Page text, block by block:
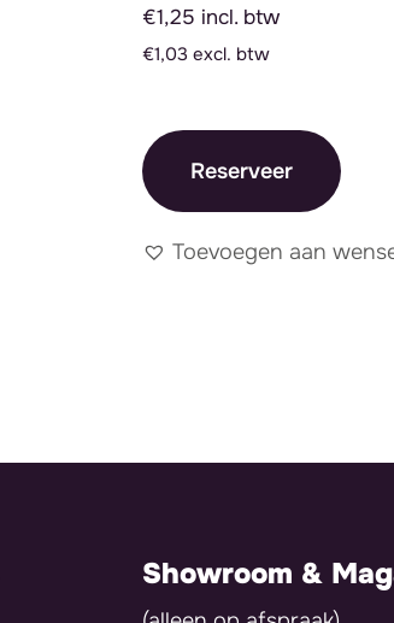
€1,25 incl. btw
€1,03 excl. btw
Reserveer
Toevoegen aan
Showroom &